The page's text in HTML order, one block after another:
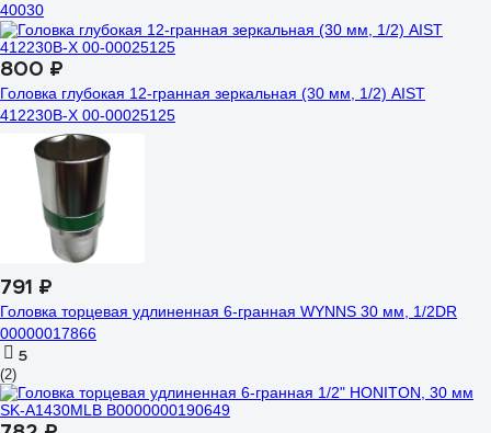
40030
800 ₽
Головка глубокая 12-гранная зеркальная (30 мм, 1/2) AIST
412230B-X 00-00025125
791 ₽
Головка торцевая удлиненная 6-гранная WYNNS 30 мм, 1/2DR
00000017866
5
(2)